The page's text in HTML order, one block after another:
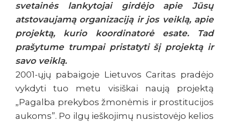
svetainės lankytojai girdėjo apie Jūsų
atstovaujamą organizaciją ir jos veiklą, apie
projektą, kurio koordinatorė esate. Tad
prašytume trumpai pristatyti šį projektą ir
savo veiklą.
2001-ųjų pabaigoje Lietuvos Caritas pradėjo
vykdyti tuo metu visiškai naują projektą
„Pagalba prekybos žmonėmis ir prostitucijos
aukoms”. Po ilgų ieškojimų nusistovėjo kelios